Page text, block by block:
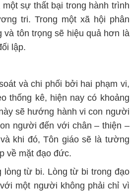
sự thất bại trong hành trình
tri. Trong một xã hội phân
và tôn trọng sẽ hiệu quả hơn là
lập.
và chi phối bởi hai phạm vi,
thống kê, hiện nay có khoảng
sẽ hướng hành vi con người
người đến với chân – thiện –
khi đó, Tôn giáo sẽ là tường
về mặt đạo đức.
lòng từ bi. Lòng từ bi trong đạo
một người không phải chỉ vì